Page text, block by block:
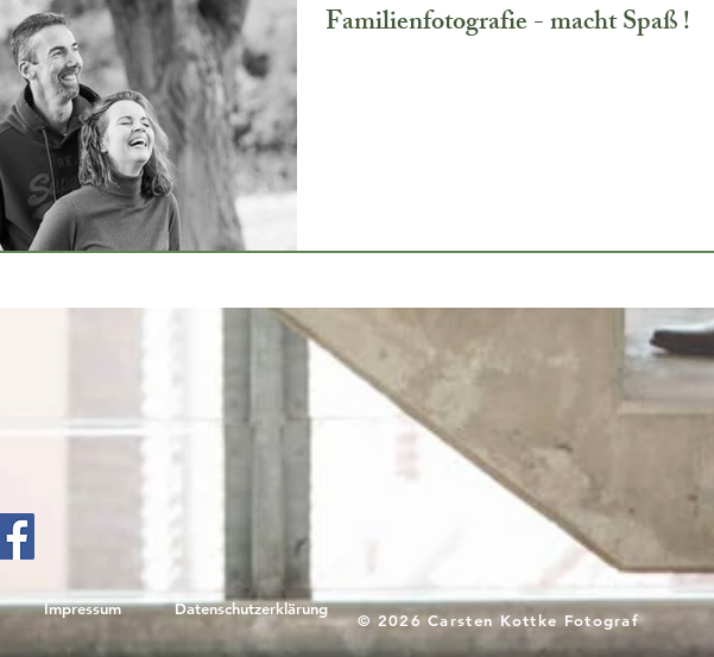
Familienfotografie - macht Spaß !
Impressum Datenschutzerklärung
© 2026 Carsten Kottke Fotograf